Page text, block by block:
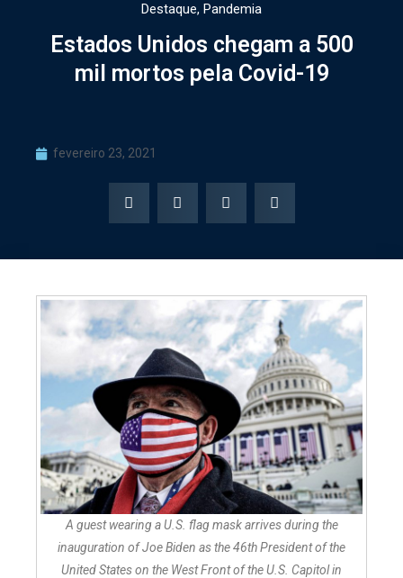
Destaque, Pandemia
Estados Unidos chegam a 500
mil mortos pela Covid-19
fevereiro 23, 2021
A guest wearing a U.S. flag mask arrives during the
inauguration of Joe Biden as the 46th President of the
United States on the West Front of the U.S. Capitol in